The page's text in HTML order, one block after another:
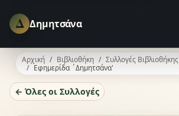
Δ Δημητσάνα
Αρχική Βιβλιοθήκη
Συλλογές Βιβλιοθήκης
Εφημερίδα ΄Δημητσάνα'
← Όλες οι Συλλογές